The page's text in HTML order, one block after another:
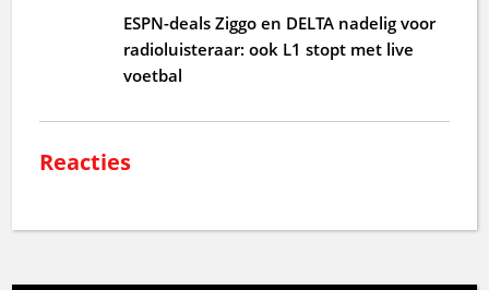
ESPN-deals Ziggo en DELTA nadelig voor
radioluisteraar: ook L1 stopt met live
voetbal
Reacties